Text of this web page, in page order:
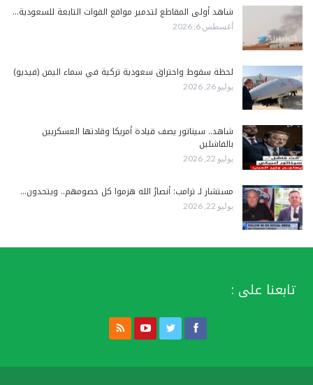
شاهد أولى المقاطع لتدمير مواقع القوات التابعة للسعودية…
أغسطس 6, 2026
لحظة سقوط واحتراق سعودية تركية في سماء اليمن (فيديو)
يوليو 26, 2026
شاهد.. سيناتور يصف قيادة أمريكا وقادتها العسكريين
بالفاشلين
يوليو 22, 2026
مستشار لـ ترامب: أنصارُ الله هزموا كل خصومهم.. ويتحدون…
يوليو 22, 2026
تابعنا على :